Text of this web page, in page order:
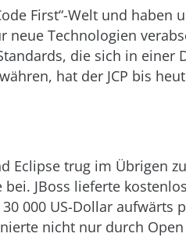
First“-Welt und haben
neue Technologien
die sich in einer
hat der JCP bis
Eclipse trug im Übrigen
bei. JBoss lieferte
000 US-Dollar aufwärts
nicht nur durch